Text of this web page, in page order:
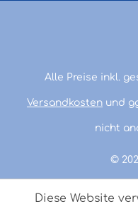
©
Alle Preise inkl.
Versandkosten und
nicht
Diese Website